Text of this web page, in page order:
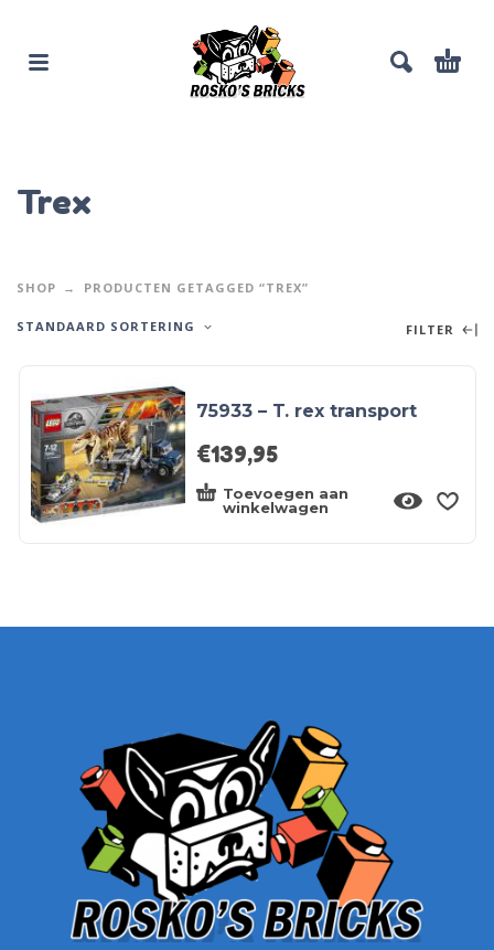
Trex
SHOP PRODUCTEN GETAGGED “TREX”
STANDAARD SORTERING FILTER
75933 – T. rex transport
€139,95
Toevoegen aan
winkelwagen